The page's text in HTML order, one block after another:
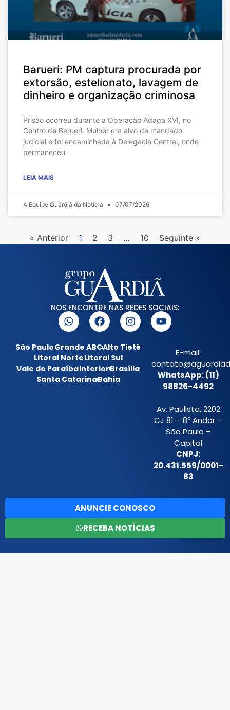
Barueri: PM captura procurada por
extorsão, estelionato, lavagem de
dinheiro e organização criminosa
Prisão ocorreu durante a Operação Adaga XVI, no
Centro de Barueri. Mulher era alvo de mandado
judicial e foi encaminhada à Delegacia Central, onde
permaneceu
LEIA MAIS
A Equipe Guardiã da Notícia 07/07/2026
« Anterior 1 2 3 … 10 Seguinte »
NOS ENCONTRE NAS REDES SOCIAIS:
São PauloGrande ABCAlto Tietê
Litoral NorteLitoral Sul
Vale do ParaíbaInteriorBrasília
Santa CatarinaBahia
E-mail:
WhatsApp: (11)
98826-4492
Av. Paulista, 2202
CJ 81 – 8º Andar –
São Paulo –
Capital
CNPJ:
20.431.559/0001-
83
ANUNCIE CONOSCO
RECEBA NOTÍCIAS